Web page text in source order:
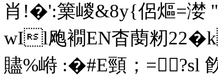
肖!�':篥嵕&8y{侶熰
wIl飑襉EN杳蔅籾2
贐%崻 :�#E頸；=?sl